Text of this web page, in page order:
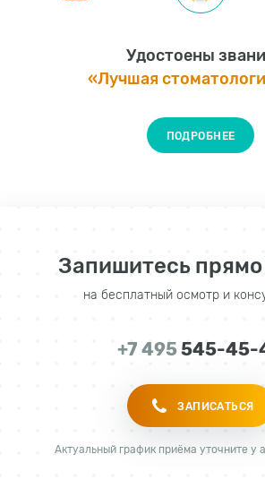
Удостоены
«Лучшая
ПОДРОБНЕЕ
Запишитесь прямо
на бесплатный осмотр и
ЗАПИСАТЬСЯ
+7 495545-45-
Актуальный график приёма уточните у